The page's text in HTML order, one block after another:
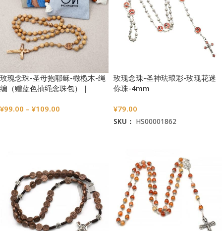
玫瑰念珠-圣母抱耶稣-橄榄木-绳
编（赠蓝色抽绳念珠包）｜
¥99.00 – ¥109.00
玫瑰念珠-圣神珐琅彩-玫瑰花迷
你珠-4mm
¥79.00
SKU： HS00001862